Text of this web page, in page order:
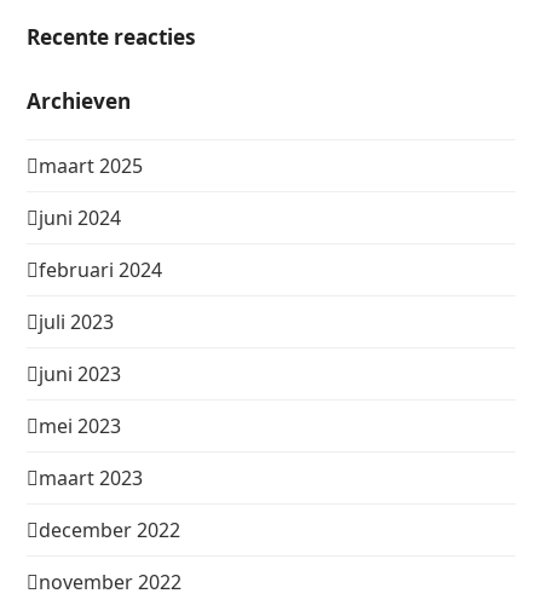
Recente reacties
Archieven
maart 2025
juni 2024
februari 2024
juli 2023
juni 2023
mei 2023
maart 2023
december 2022
november 2022